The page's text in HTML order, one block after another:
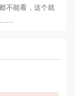
不能看，这个就
……